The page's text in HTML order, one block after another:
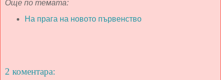
Още по темата:
На прага на новото първенство
2 коментара: